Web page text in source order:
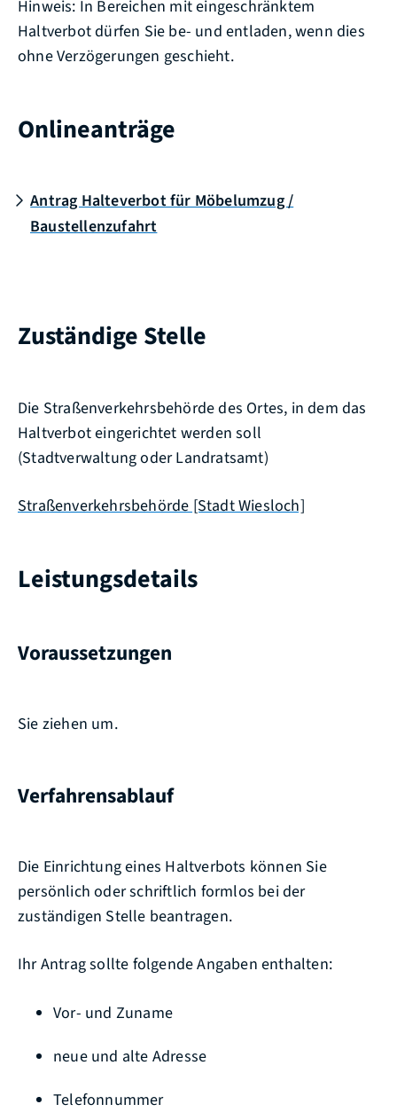
Hinweis: In Bereichen mit eingeschränktem
Haltverbot dürfen Sie be- und entladen, wenn dies
ohne Verzögerungen geschieht.
Onlineanträge
Antrag Halteverbot für Möbelumzug /
Baustellenzufahrt
Zuständige Stelle
Die Straßenverkehrsbehörde des Ortes, in dem das
Haltverbot eingerichtet werden soll
(Stadtverwaltung oder Landratsamt)
Straßenverkehrsbehörde [Stadt Wiesloch]
Leistungsdetails
Voraussetzungen
Sie ziehen um.
Verfahrensablauf
Die Einrichtung eines Haltverbots können Sie
persönlich oder schriftlich formlos bei der
zuständigen Stelle beantragen.
Ihr Antrag sollte folgende Angaben enthalten:
Vor- und Zuname
neue und alte Adresse
Telefonnummer